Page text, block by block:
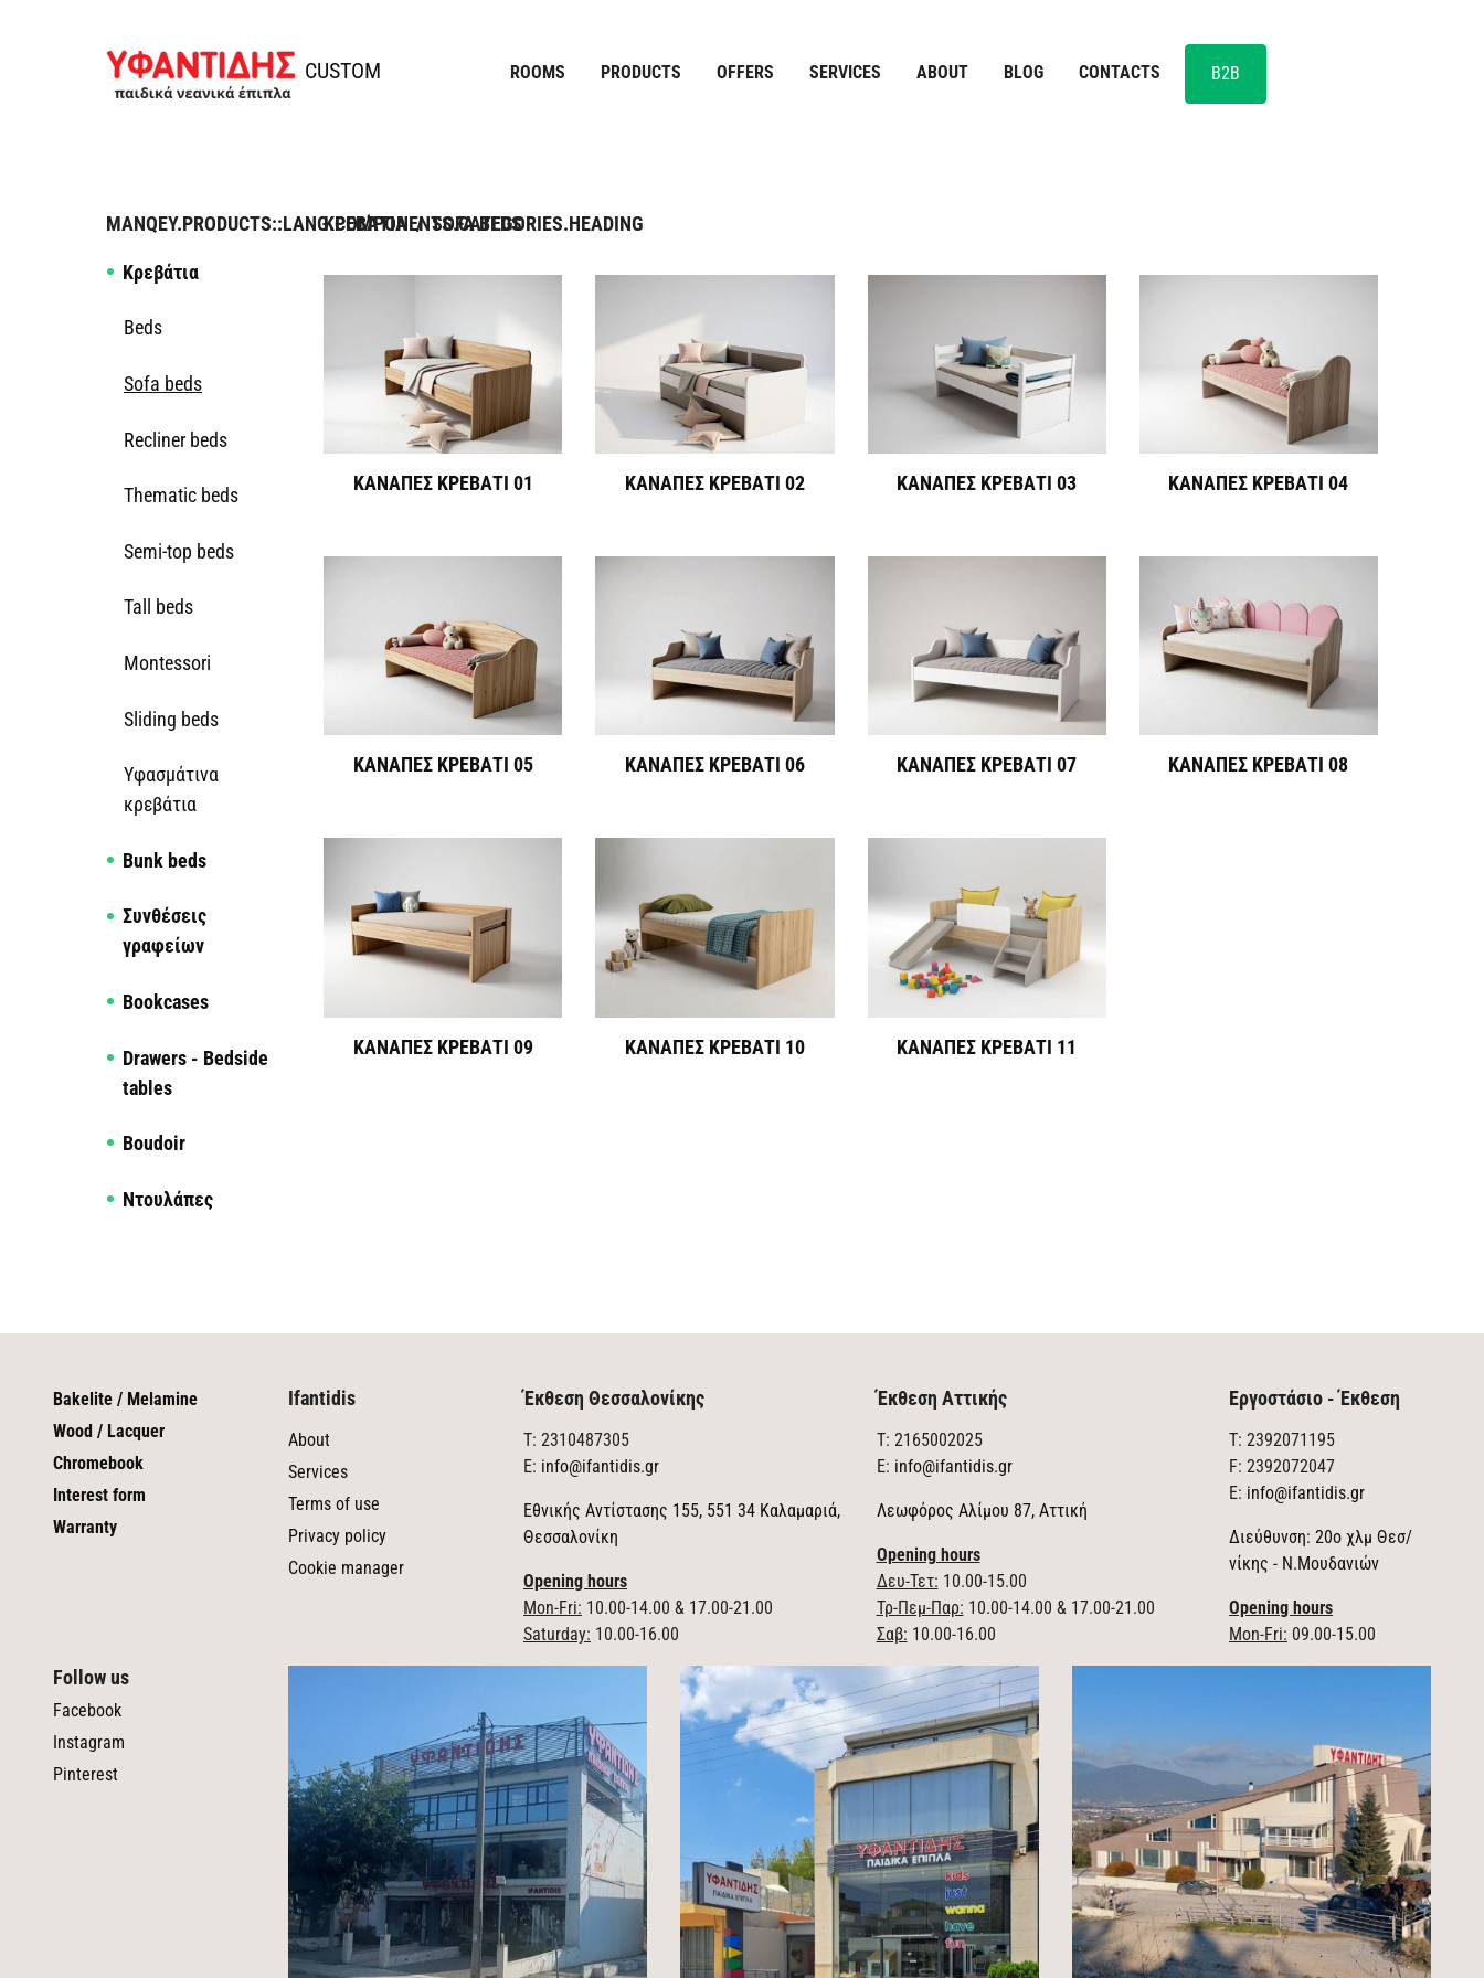
MANQEY.PRODUCTS::LANG.COMPONENTS.CATEGORIES.HEADING
Κρεβάτια
Beds
Sofa beds
Recliner beds
Thematic beds
Semi-top beds
Tall beds
Montessori
Sliding beds
Υφασμάτινα
κρεβάτια
Bunk beds
Συνθέσεις
γραφείων
Bookcases
Drawers - Bedside
tables
Boudoir
Ντουλάπες
ΚΡΕΒΆΤΙΑ/SOFA BEDS
ΚΑΝΑΠΕΣ ΚΡΕΒΑΤΙ 01 ΚΑΝΑΠΕΣ ΚΡΕΒΑΤΙ 02 ΚΑΝΑΠΕΣ ΚΡΕΒΑΤΙ 03 ΚΑΝΑΠΕΣ ΚΡΕΒΑΤΙ 04
ΚΑΝΑΠΕΣ ΚΡΕΒΑΤΙ 05 ΚΑΝΑΠΕΣ ΚΡΕΒΑΤΙ 06 ΚΑΝΑΠΕΣ ΚΡΕΒΑΤΙ 07 ΚΑΝΑΠΕΣ ΚΡΕΒΑΤΙ 08
ΚΑΝΑΠΕΣ ΚΡΕΒΑΤΙ 09 ΚΑΝΑΠΕΣ ΚΡΕΒΑΤΙ 10 ΚΑΝΑΠΕΣ ΚΡΕΒΑΤΙ 11
Bakelite / Melamine
Wood / Lacquer
Chromebook
Interest form
Warranty
Ifantidis
About
Services
Terms of use
Privacy policy
Cookie manager
Έκθεση Θεσσαλονίκης
T: 2310487305
E: info@ifantidis.gr
Εθνικής Αντίστασης 155, 551 34 Καλαμαριά,
Θεσσαλονίκη
Opening hours
Mon-Fri: 10.00-14.00 & 17.00-21.00
Saturday: 10.00-16.00
Έκθεση Αττικής
T: 2165002025
E: info@ifantidis.gr
Λεωφόρος Αλίμου 87, Αττική
Opening hours
Δευ-Τετ: 10.00-15.00
Τρ-Πεμ-Παρ: 10.00-14.00 & 17.00-21.00
Σαβ: 10.00-16.00
Εργοστάσιο - Έκθεση
T: 2392071195
F: 2392072047
E: info@ifantidis.gr
Διεύθυνση: 20ο χλμ Θεσ/
νίκης - Ν.Μουδανιών
Opening hours
Mon-Fri: 09.00-15.00
Follow us
Facebook
Instagram
Pinterest
CUSTOM ROOMS PRODUCTS OFFERS SERVICES ABOUT BLOG CONTACTS B2B